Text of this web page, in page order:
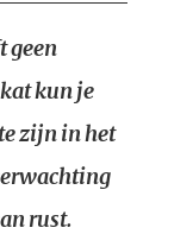
geen
kun je
zijn in het
rust.